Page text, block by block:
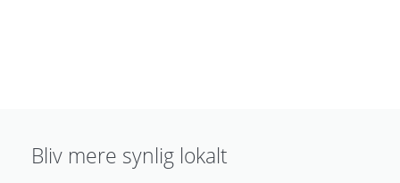
Bliv mere synlig lokalt